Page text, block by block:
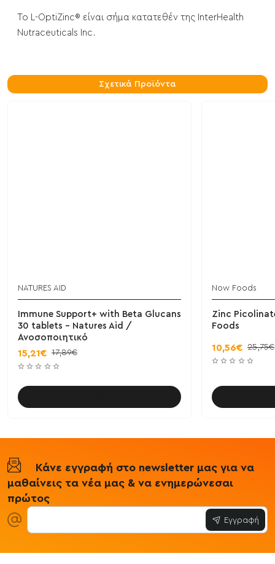
Το L-OptiZinc® είναι σήμα κατατεθέν της InterHealth
Nutraceuticals Inc.
Σχετικά Προϊόντα
NATURES AID
Immune Support+ with Beta Glucans
30 tablets - Natures Aid /
Ανοσοποιητικό
15,21€ 17,89€
Now Foods
Zinc
Foods
10,56€ 25,75€
Κάνε εγγραφή στο newsletter μας για να
μαθαίνεις τα νέα μας & να ενημερώνεσαι
πρώτος
Εγγραφή